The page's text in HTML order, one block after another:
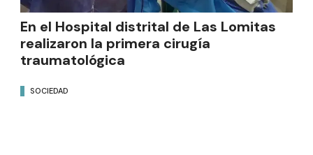
En el Hospital distrital de Las Lomitas
realizaron la primera cirugía
traumatológica
SOCIEDAD